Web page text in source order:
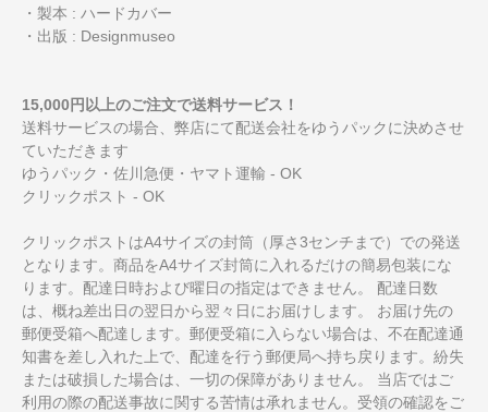
・製本 : ハードカバー
・出版 : Designmuseo
15,000円以上のご注文で送料サービス！
送料サービスの場合、弊店にて配送会社をゆうパックに決めさせ
ていただきます
ゆうパック・佐川急便・ヤマト運輸 - OK
クリックポスト - OK
クリックポストはA4サイズの封筒（厚さ3センチまで）での発送
となります。商品をA4サイズ封筒に入れるだけの簡易包装にな
ります。配達日時および曜日の指定はできません。 配達日数
は、概ね差出日の翌日から翌々日にお届けします。 お届け先の
郵便受箱へ配達します。郵便受箱に入らない場合は、不在配達通
知書を差し入れた上で、配達を行う郵便局へ持ち戻ります。紛失
または破損した場合は、一切の保障がありません。 当店ではご
利用の際の配送事故に関する苦情は承れません。受領の確認をご